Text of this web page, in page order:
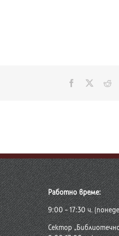
Facebook
Работно време:
9:00 – 17:30 ч.
Сектор